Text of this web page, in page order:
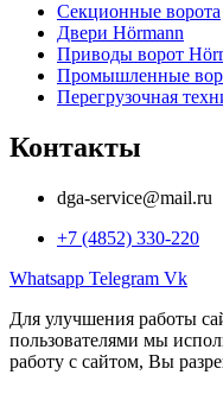
Секционные ворота
Двери Hörmann
Приводы ворот
Промышленные
Перегрузочная
Контакты
dga-service@mail.ru
+7 (4852) 330-220
Whatsapp Telegram Vk
Для улучшения работы
пользователями мы
работу с сайтом, Вы